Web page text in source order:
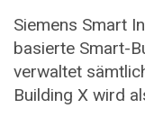
Siemens Smart
basierte Smart-
verwaltet
Building X wird